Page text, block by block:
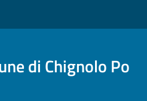
di Chignolo Po